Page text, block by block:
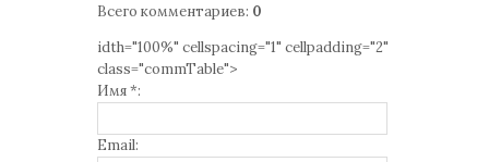
Всего комментариев: 0
idth="100%" cellspacing="1" cellpadding="2"
class="commTable">
Имя *:
Email: